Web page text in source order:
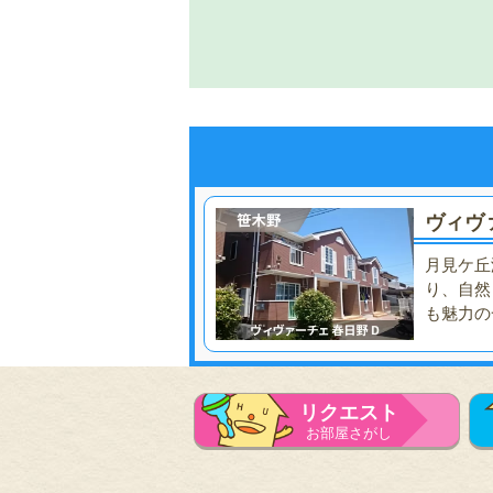
ヴィヴ
月見ケ
り、自
も魅力
リクエスト
お部屋さがし